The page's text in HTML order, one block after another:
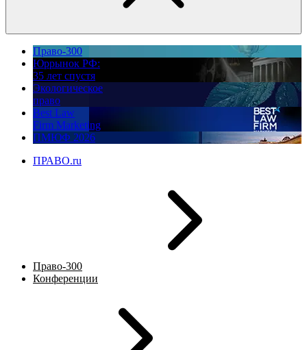
Право-300
Юррынок РФ:
35 лет спустя
Экологическое
право
Best Law
Firm Marketing
ПМЮФ 2026
ПРАВО.ru
Право-300
Конференции